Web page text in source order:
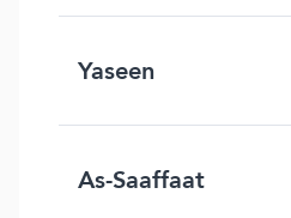
Yaseen
As-Saaffaat